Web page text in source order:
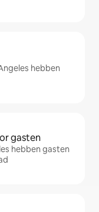
hebben
gasten
hebben gasten